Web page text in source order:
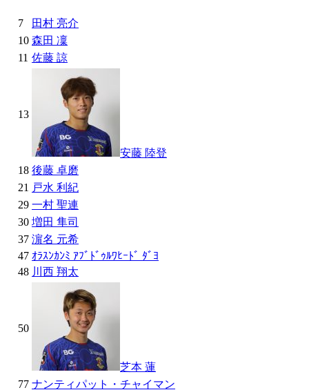
7
田村 亮介
10 森田 凜
11 佐藤 諒
13
安藤 陸登
18 後藤 卓磨
21 戸水 利紀
29 一村 聖連
30 増田 隼司
37 濵名 元希
47 ｵﾗｽﾝｶﾝﾐ ｱﾌﾞﾄﾞｩﾙﾜﾋｰﾄﾞ ﾀﾞﾖ
48 川西 翔太
50
芝本 蓮
77 ナンティパット・チャイマン